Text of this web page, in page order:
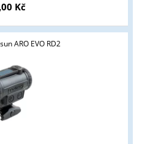
Kč
ARO EVO RD2
a střelivo. Splňujete tyto
NE